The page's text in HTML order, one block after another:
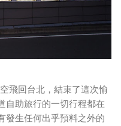
飛回台北，結束了這次愉
自助旅行的一切行程都在
發生任何出乎預料之外的